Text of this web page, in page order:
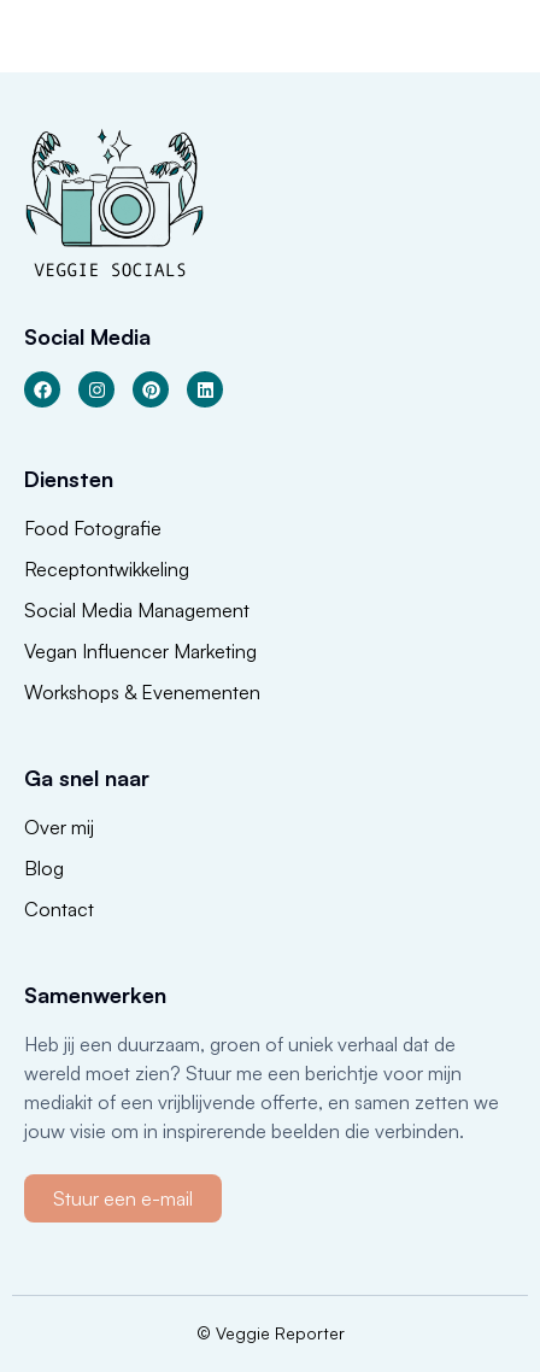
Social Media
Diensten
Food Fotografie
Receptontwikkeling
Social Media Management
Vegan Influencer Marketing
Workshops & Evenementen
Ga snel naar
Over mij
Blog
Contact
Samenwerken
Heb jij een duurzaam, groen of uniek verhaal dat de
wereld moet zien? Stuur me een berichtje voor mijn
mediakit of een vrijblijvende offerte, en samen zetten we
jouw visie om in inspirerende beelden die verbinden.
Stuur een e-mail
© Veggie Reporter